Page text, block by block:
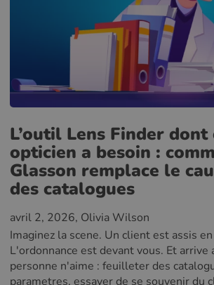
L’outil Lens Finder dont
opticien a besoin :
Glasson remplace le
des catalogues
avril 2, 2026, Olivia Wilson
Imaginez la scene. Un client est assis
L'ordonnance est devant vous. Et arrive
personne n'aime : feuilleter des
parametres, essayer de se souvenir du